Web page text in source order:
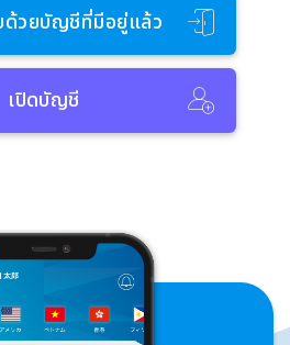
ด้วยบัญชีที่มีอยู่แล้ว
เปิดบัญชี